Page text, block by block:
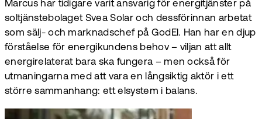
Marcus har tidigare varit ansvarig för energitjänster på
soltjänstebolaget Svea Solar och dessförinnan arbetat
som sälj- och marknadschef på GodEl. Han har en djup
förståelse för energikundens behov – viljan att allt
energirelaterat bara ska fungera – men också för
utmaningarna med att vara en långsiktig aktör i ett
större sammanhang: ett elsystem i balans.